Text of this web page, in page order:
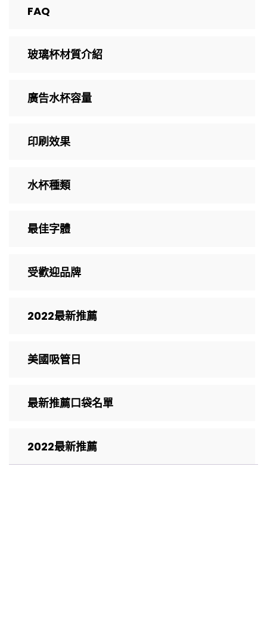
FAQ
玻璃杯材質介紹
廣告水杯容量
印刷效果
水杯種類
最佳字體
受歡迎品牌
2022最新推薦
美國吸管日
最新推薦口袋名單
2022最新推薦